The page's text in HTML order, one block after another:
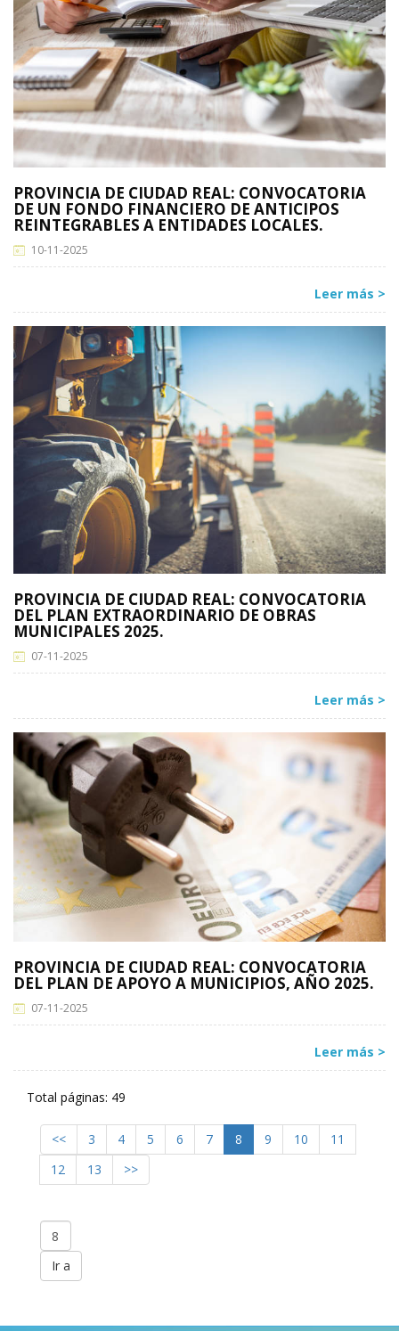
PROVINCIA DE CIUDAD REAL: CONVOCATORIA
DE UN FONDO FINANCIERO DE ANTICIPOS
REINTEGRABLES A ENTIDADES LOCALES.
10-11-2025
Leer más >
PROVINCIA DE CIUDAD REAL: CONVOCATORIA
DEL PLAN EXTRAORDINARIO DE OBRAS
MUNICIPALES 2025.
07-11-2025
Leer más >
PROVINCIA DE CIUDAD REAL: CONVOCATORIA
DEL PLAN DE APOYO A MUNICIPIOS, AÑO 2025.
07-11-2025
Leer más >
Total páginas: 49
<< 3 4 5 6 7 8 9 10
11
12
13 >>